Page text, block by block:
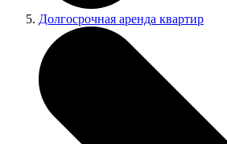
Долгосрочная аренда квартир